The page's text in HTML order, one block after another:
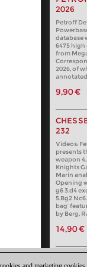
2026
Petroff
database
6475 high
from
2026, of
9,90 €
232
Videos:
presents
weapon
Knights
Marin
Opening
g6 3.d4
5.Bg2
bag’
by Berg,
14,90 €